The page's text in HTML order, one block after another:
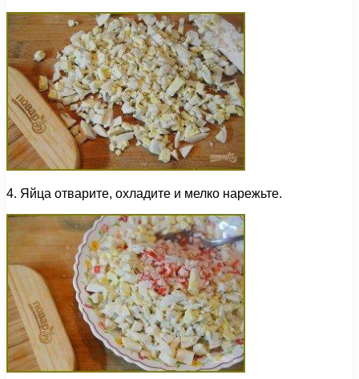
4. Яйца отварите, охладите и мелко нарежьте.